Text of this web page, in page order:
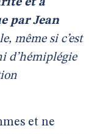
et à
par Jean
même si c’est
d’hémiplégie
et ne